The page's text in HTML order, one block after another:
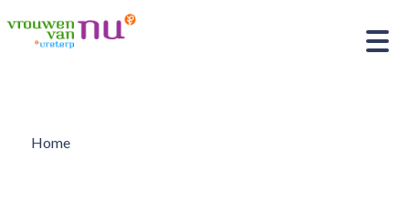
Home